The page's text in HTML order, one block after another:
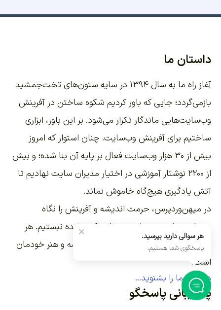
داستان ما
آغاز راه ما به سال ۱۳۹۴ در سایه ستون‌های تخت‌جمشید
بازمی‌گردد؛ جایی که باور کردیم شکوه ساختن در آفرینش
وب‌سایت‌هایی ماندگار تکرار می‌شود. بر این باور، ابزاری
ساختیم برای آفرینش وب‌سایت. چنان استوار که امروز
بیش از ۳۰ هزار وب‌سایت فعال بر پایه آن بنا شده؛ و بیش
از ۲۲۰۰
نوشتار آموزشی در اختیار مدیران سایت نهادیم تا
آتش یادگیری هیچ‌گاه خاموش نماند.
در میهن‌وردپرس، حرمت اندیشه و آفرینش را نگاه
می‌داریم. دل به رزق از محصولات کپی شده نبستیم. هر
آن‌چه در اینجا می‌بینید، دست‌رنج اندیشه و هنر خودمان
است.
داستان ما را بشنوید...
پشتیبانی پاسخگو
× هر سوالی دارید بپرسید.
پاسخگوی شما هستیم.